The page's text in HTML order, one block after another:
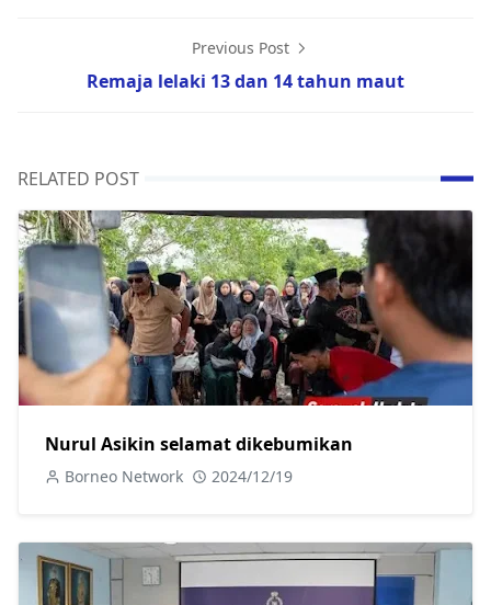
Previous Post
Remaja lelaki 13 dan 14 tahun maut
RELATED POST
Nurul Asikin selamat dikebumikan
Borneo Network 2024/12/19